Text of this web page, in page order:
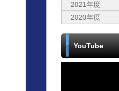
2021年度
2020年度
YouTube